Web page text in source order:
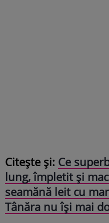
Citește și: Ce
lung, împletit și
seamănă leit cu
Tânăra nu își mai